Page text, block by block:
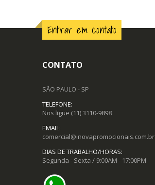
Entrar em contato
CONTATO
SÃO PAULO - SP
TELEFONE:
Nos ligue (11) 3110-9898
EMAIL:
comercial@inovapromocionais.com.br
DIAS DE TRABALHO/HORAS:
Segunda - Sexta / 9:00AM - 17:00PM